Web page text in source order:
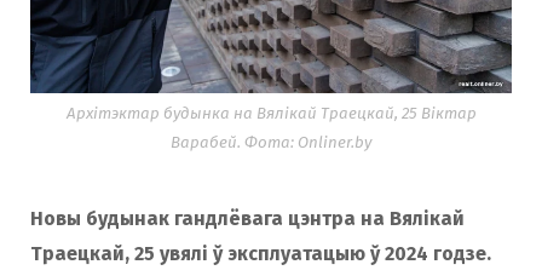
k a
Архітэктар будынка на Вялікай Траецкай, 25 Віктар
Варабей. Фота: Onliner.by
Новы будынак гандлёвага цэнтра на Вялікай
Траецкай, 25 увялі ў эксплуатацыю ў 2024 годзе.